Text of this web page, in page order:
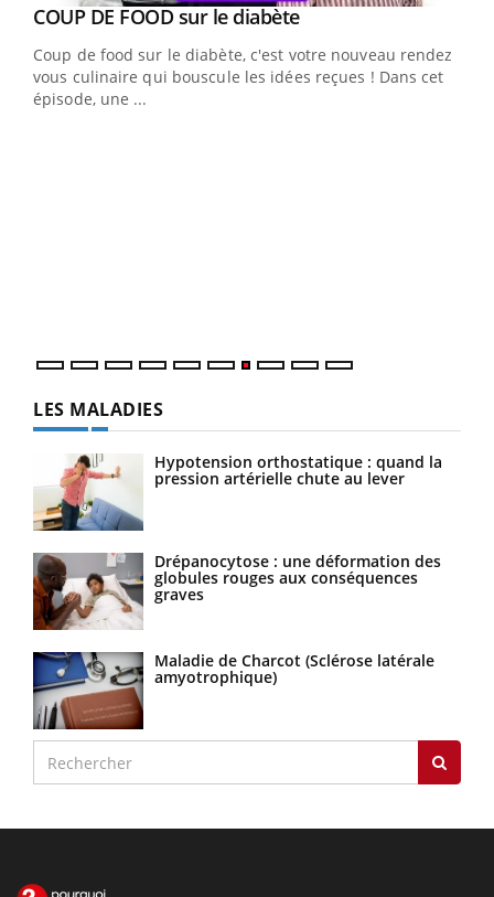
Youtube
COUP DE FOOD sur le diabèteYoutube
Coup de food sur le diabète, c'est votre nouveau rendez-
vous culinaire qui bouscule les idées reçues ! Dans cet
épisode, une ...
LES MALADIES
Hypotension orthostatique : quand la
pression artérielle chute au lever
Drépanocytose : une déformation des
globules rouges aux conséquences
graves
Maladie de Charcot (Sclérose latérale
amyotrophique)